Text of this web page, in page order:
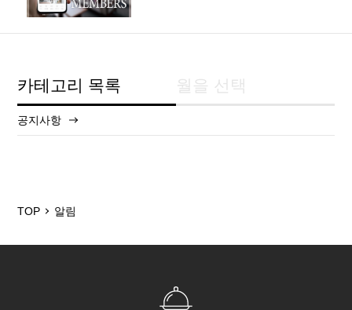
카테고리 목록
공지사항
월을 선택
TOP 알림